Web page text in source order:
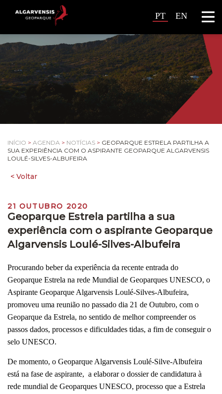
PT EN
INÍCIO > AGENDA > NOTÍCIAS > GEOPARQUE ESTRELA PARTILHA A
SUA EXPERIÊNCIA COM O ASPIRANTE GEOPARQUE ALGARVENSIS
LOULÉ-SILVES-ALBUFEIRA
21 OUTUBRO 2020
Geoparque Estrela partilha a sua
experiência com o aspirante Geoparque
Algarvensis Loulé-Silves-Albufeira
Procurando beber da experiência da recente entrada do
Geoparque Estrela na rede Mundial de Geoparques UNESCO, o
Aspirante Geoparque Algarvensis Loulé-Silves-Albufeira,
promoveu uma reunião no passado dia 21 de Outubro, com o
Geoparque da Estrela, no sentido de melhor compreender os
passos dados, processos e dificuldades tidas, a fim de conseguir o
selo UNESCO.
De momento, o Geoparque Algarvensis Loulé-Silve-Albufeira
está na fase de aspirante, a elaborar o dossier de candidatura à
rede mundial de Geoparques UNESCO, processo que a Estrela